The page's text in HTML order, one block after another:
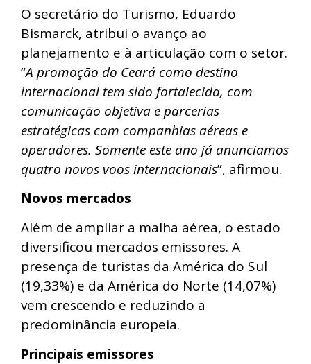
O secretário do Turismo, Eduardo
Bismarck, atribui o avanço ao
planejamento e à articulação com o setor.
“A promoção do Ceará como destino
internacional tem sido fortalecida, com
comunicação objetiva e parcerias
estratégicas com companhias aéreas e
operadores. Somente este ano já anunciamos
quatro novos voos internacionais”, afirmou.
Novos mercados
Além de ampliar a malha aérea, o estado
diversificou mercados emissores. A
presença de turistas da América do Sul
(19,33%) e da América do Norte (14,07%)
vem crescendo e reduzindo a
predominância europeia.
Principais emissores